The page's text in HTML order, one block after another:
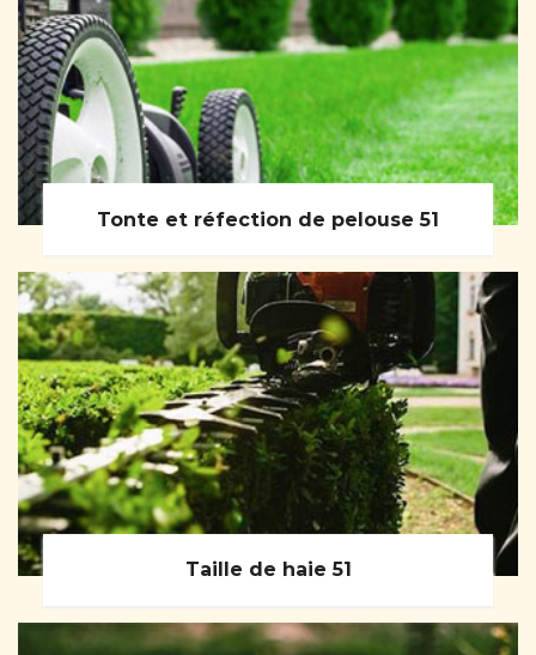
Tonte et réfection de pelouse 51
Taille de haie 51